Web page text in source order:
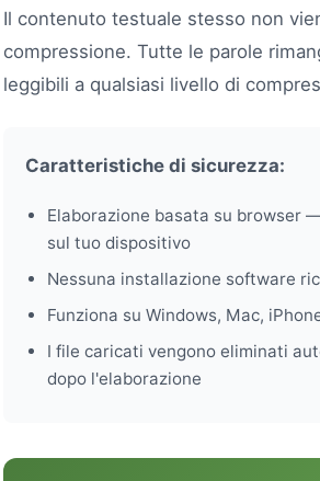
Il contenuto testuale stesso non
compressione. Tutte le parole
leggibili a qualsiasi livello di
Caratteristiche di sicurezza:
Elaborazione basata su browser
sul tuo dispositivo
Nessuna installazione software
Funziona su Windows, Mac,
I file caricati vengono eliminati
dopo l'elaborazione